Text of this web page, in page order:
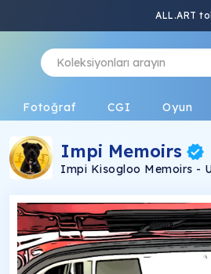
ALL.ART
Fotoğraf CGI Oyun
Impi Memoirs
Impi Kisogloo Memoirs -